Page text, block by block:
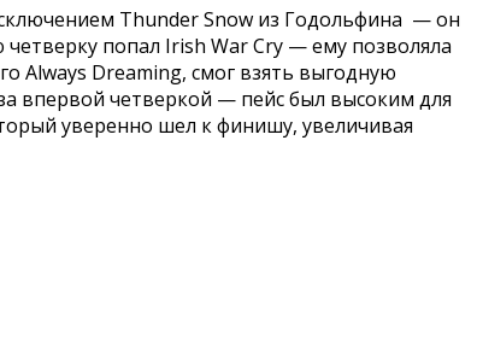
Thunder Snow из Годольфина — он
попал Irish War Cry — ему позволяла
Always Dreaming, смог взять выгодную
впервой четверкой — пейс был высоким для
уверенно шел к финишу, увеличивая